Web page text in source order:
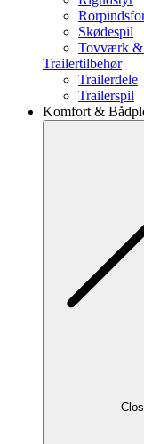
Skødespil
Tovværk
Trailertilbehør
Trailerdele
Trailerspil
Komfort &